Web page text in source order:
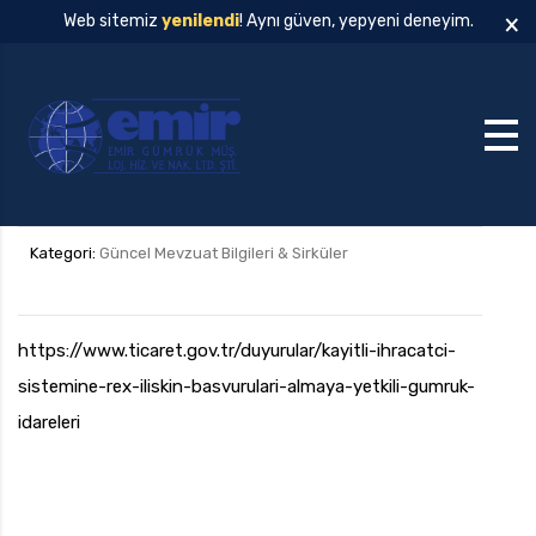
Web sitemiz yenilendi! Aynı güven, yepyeni deneyim. ×
Kategori: Güncel Mevzuat Bilgileri & Sirküler
https://www.ticaret.gov.tr/duyurular/kayitli-ihracatci-
sistemine-rex-iliskin-basvurulari-almaya-yetkili-gumruk-
idareleri